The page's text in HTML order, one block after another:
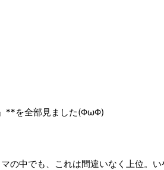
**を全部見ました(ΦωΦ)
の中でも、これは間違いなく上位。い